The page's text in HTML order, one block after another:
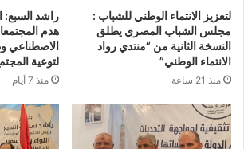
لتعزيز الانتماء الوطني للشباب :
مجلس الشباب المصري يطلق
النسخة الثانية من “منتدي رواد
الانتماء الوطني”
منذ 21 ساعة
راشد السبع:
هدم
الاصطناعي
لتوعية
منذ 7 أيام